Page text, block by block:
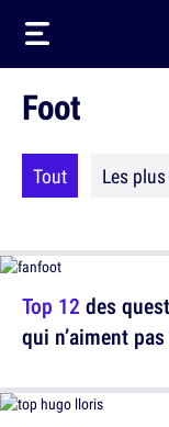
Foot
Tout Les
Top 12 des
qui n’aiment